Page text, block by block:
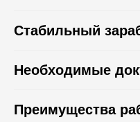
Стабильный
Необходимые
Преимущества